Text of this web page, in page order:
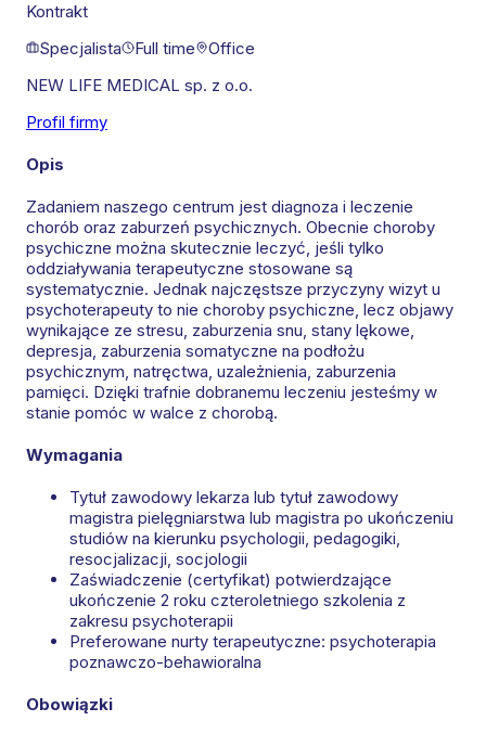
Kontrakt
Specjalista
Full time
Office
NEW LIFE MEDICAL sp. z o.o.
Profil firmy
Opis
Zadaniem naszego centrum jest diagnoza i leczenie
chorób oraz zaburzeń psychicznych. Obecnie choroby
psychiczne można skutecznie leczyć, jeśli tylko
oddziaływania terapeutyczne stosowane są
systematycznie. Jednak najczęstsze przyczyny wizyt u
psychoterapeuty to nie choroby psychiczne, lecz objawy
wynikające ze stresu, zaburzenia snu, stany lękowe,
depresja, zaburzenia somatyczne na podłożu
psychicznym, natręctwa, uzależnienia, zaburzenia
pamięci. Dzięki trafnie dobranemu leczeniu jesteśmy w
stanie pomóc w walce z chorobą.
Wymagania
Tytuł zawodowy lekarza lub tytuł zawodowy
magistra pielęgniarstwa lub magistra po ukończeniu
studiów na kierunku psychologii, pedagogiki,
resocjalizacji, socjologii
Zaświadczenie (certyfikat) potwierdzające
ukończenie 2 roku czteroletniego szkolenia z
zakresu psychoterapii
Preferowane nurty terapeutyczne: psychoterapia
poznawczo-behawioralna
Obowiązki